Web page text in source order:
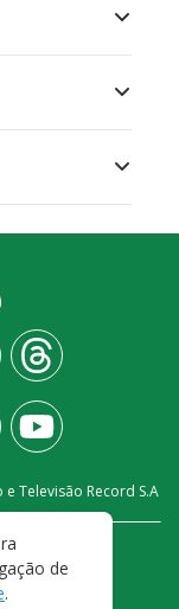
Televisão Record S.A
de
.